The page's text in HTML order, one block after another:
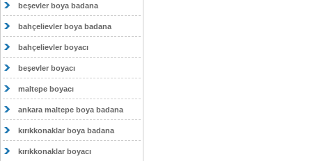
beşevler boya badana
bahçelievler boya badana
bahçelievler boyacı
beşevler boyacı
maltepe boyacı
ankara maltepe boya badana
kırıkkonaklar boya badana
kırıkkonaklar boyacı